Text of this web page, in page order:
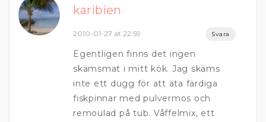
karibien
2010-01-27 at 22:59 Svara
Egentligen finns det ingen
skämsmat i mitt kök. Jag skäms
inte ett dugg för att äta färdiga
fiskpinnar med pulvermos och
remoulad på tub. Våffelmix, ett